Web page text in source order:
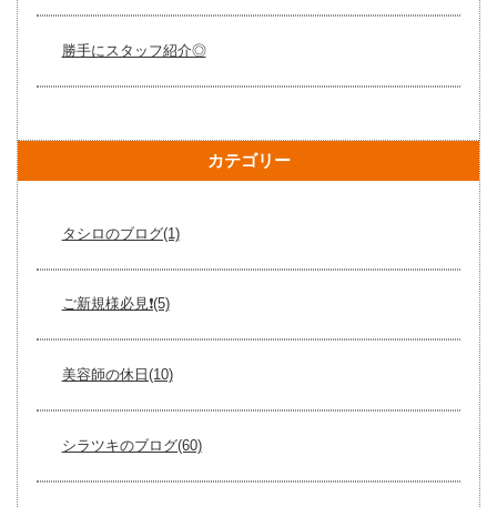
勝手にスタッフ紹介◎
カテゴリー
タシロのブログ(1)
ご新規様必見❗️(5)
美容師の休日(10)
シラツキのブログ(60)